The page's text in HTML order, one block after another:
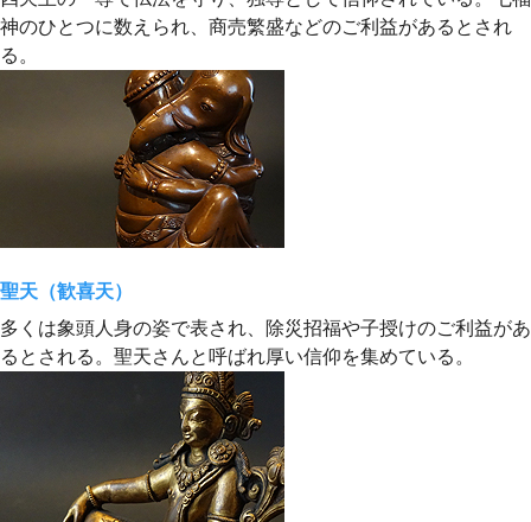
神のひとつに数えられ、商売繁盛などのご利益があるとされ
る。
聖天（歓喜天）
多くは象頭人身の姿で表され、除災招福や子授けのご利益があ
るとされる。聖天さんと呼ばれ厚い信仰を集めている。